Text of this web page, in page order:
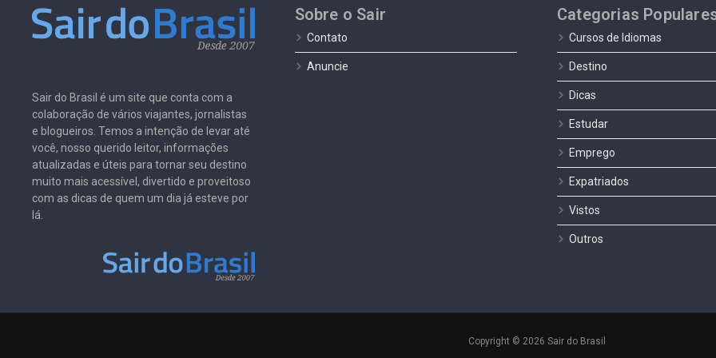
Sair do Brasil é um site que conta com a
colaboração de vários viajantes, jornalistas
e blogueiros. Temos a intenção de levar até
você, nosso querido leitor, informações
atualizadas e úteis para tornar seu destino
muito mais acessível, divertido e proveitoso
com as dicas de quem um dia já esteve por
lá.
Sobre o Sair
Contato
Anuncie
Categorias
Cursos de Idiomas
Destino
Dicas
Estudar
Emprego
Expatriados
Vistos
Outros
Copyright © 2026 Sair do Brasil